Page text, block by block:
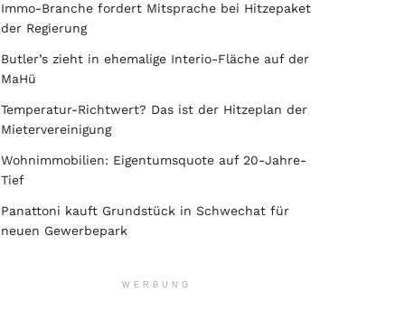
Immo-Branche fordert Mitsprache bei Hitzepaket
der Regierung
Butler’s zieht in ehemalige Interio-Fläche auf der
MaHü
Temperatur-Richtwert? Das ist der Hitzeplan der
Mietervereinigung
Wohnimmobilien: Eigentumsquote auf 20-Jahre-
Tief
Panattoni kauft Grundstück in Schwechat für
neuen Gewerbepark
WERBUNG